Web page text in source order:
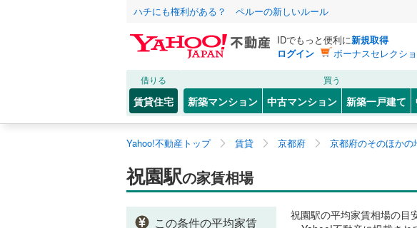
ハチにも権利がある？ ペルーの新しいルール
IDでもっと便利に新規取得
ログイン
ボーナスセレクシ
借りる
賃貸住宅
買う
新築マンション 中古マンション 新築一戸建て
Yahoo!不動産トップ 賃貸 京都府 京都府のそのほかの
祝園駅の家賃相場
この条件の平均家賃
祝園駅の平均家賃相場の目